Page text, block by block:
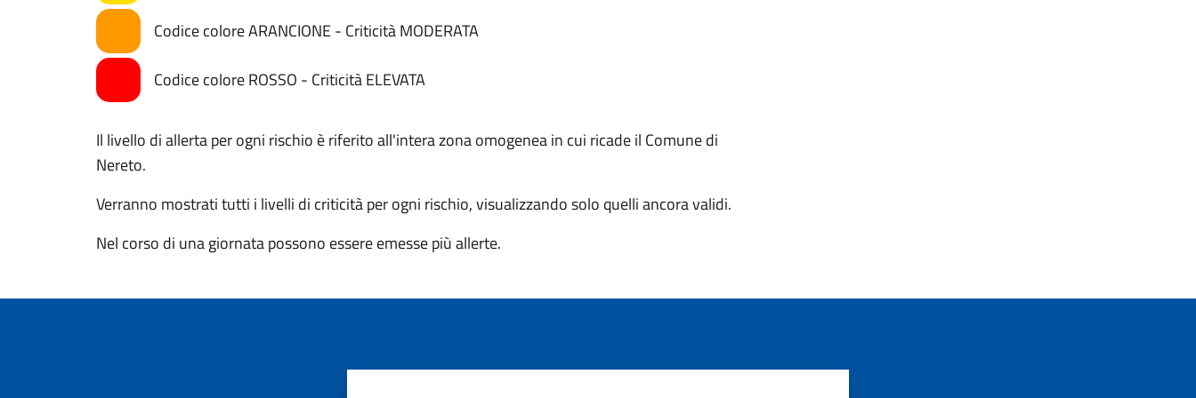
Codice colore ARANCIONE - Criticità MODERATA
Codice colore ROSSO - Criticità ELEVATA
Il livello di allerta per ogni rischio è riferito all'intera zona omogenea in cui ricade il Comune di
Nereto.
Verranno mostrati tutti i livelli di criticità per ogni rischio, visualizzando solo quelli ancora validi.
Nel corso di una giornata possono essere emesse più allerte.